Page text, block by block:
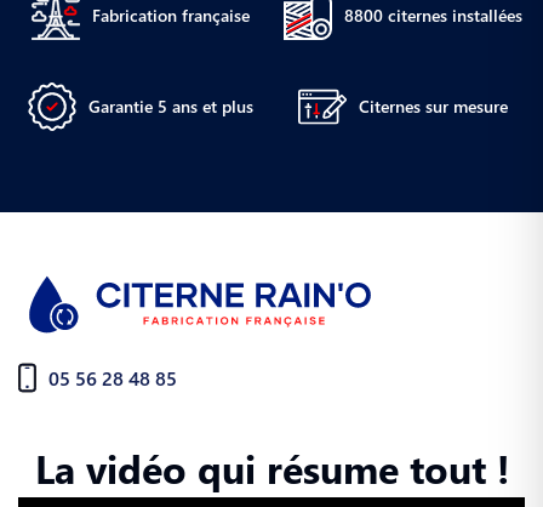
Fabrication française 8800 citernes installées
Garantie 5 ans et plus Citernes sur mesure
05 56 28 48 85
La vidéo qui résume tout !